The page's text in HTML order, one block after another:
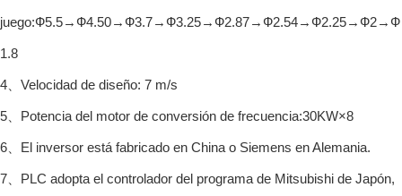
juego:Ф5.5→Ф4.50→Ф3.7→Ф3.25→Ф2.87→Ф2.54→Ф2.25→Ф2→Ф
1.8
4、Velocidad de diseño: 7 m/s
5、Potencia del motor de conversión de frecuencia:30KW×8
6、El inversor está fabricado en China o Siemens en Alemania.
7、PLC adopta el controlador del programa de Mitsubishi de Japón,